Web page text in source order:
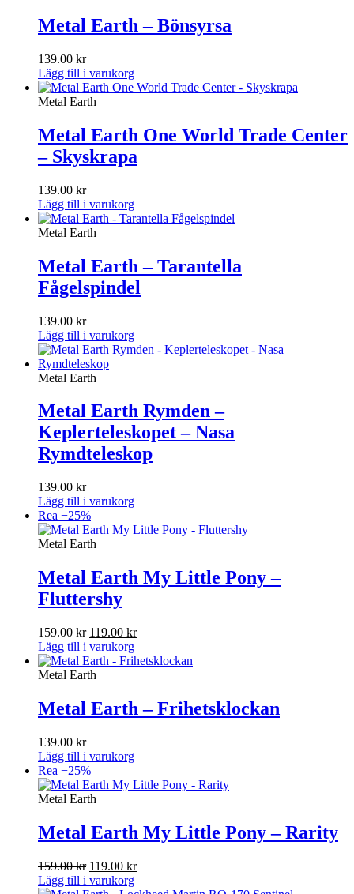
Metal Earth – Bönsyrsa
139.00 kr
Lägg till i varukorg
Metal Earth
Metal Earth One World Trade Center
– Skyskrapa
139.00 kr
Lägg till i varukorg
Metal Earth
Metal Earth – Tarantella
Fågelspindel
139.00 kr
Lägg till i varukorg
Metal Earth
Metal Earth Rymden –
Keplerteleskopet – Nasa
Rymdteleskop
139.00 kr
Lägg till i varukorg
Rea −25%
Metal Earth
Metal Earth My Little Pony –
Fluttershy
159.00kr Det
ursprungliga
priset
var:
119.00 krDet
priset
Lägg till i varukorg
Metal Earth
Metal Earth – Frihetsklockan
139.00 kr
Lägg till i varukorg
Rea −25%
Metal Earth
Metal Earth My Little Pony – Rarity
159.00kr Det
ursprungliga
119.00 krDet
Lägg till i varukorg